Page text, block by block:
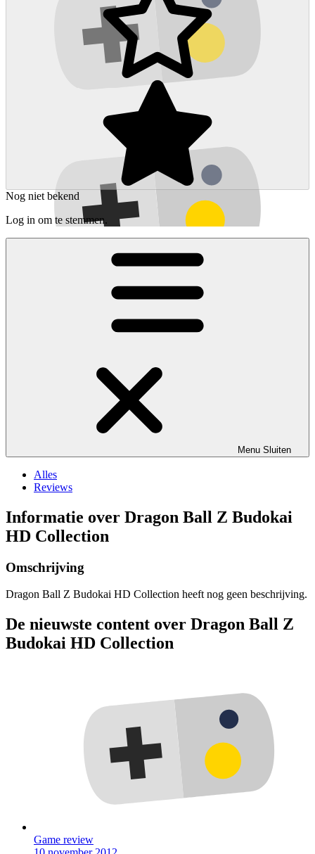
Nog niet bekend
Log in om te stemmen.
Menu Sluiten
Alles
Reviews
Informatie over Dragon Ball Z Budokai
HD Collection
Omschrijving
Dragon Ball Z Budokai HD Collection heeft nog geen beschrijving.
De nieuwste content over Dragon Ball Z
Budokai HD Collection
Game review